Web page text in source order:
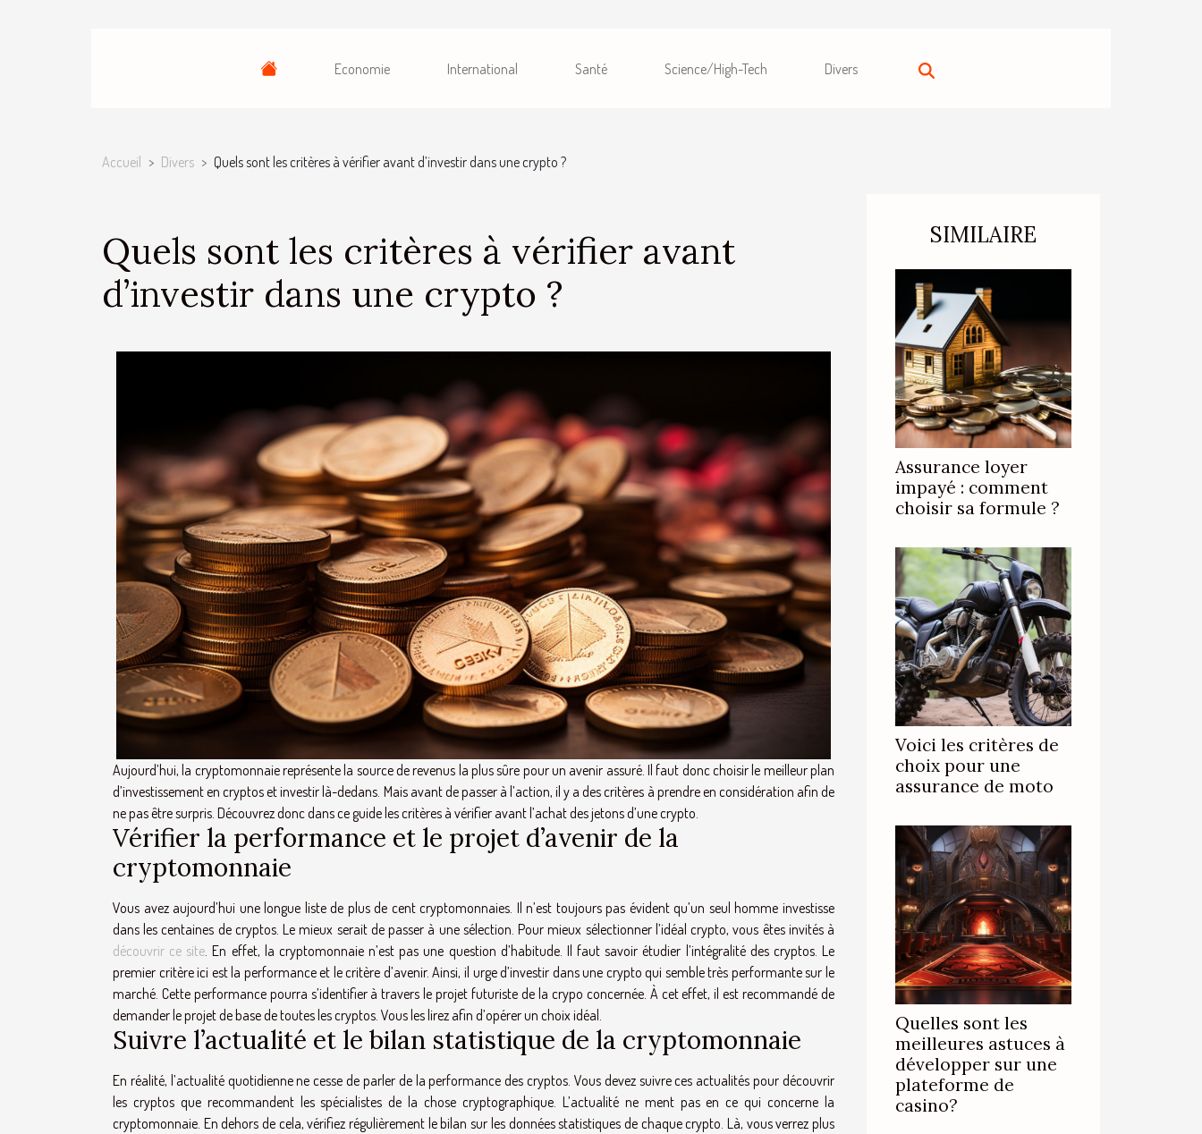
Economie International Santé Science/High-Tech Divers
Accueil Divers Quels sont les critères à vérifier avant d’investir dans une crypto ?
Quels sont les critères à vérifier avant
d’investir dans une crypto ?
Aujourd’hui, la cryptomonnaie représente la source de revenus la plus sûre pour un avenir assuré. Il faut donc choisir le meilleur plan
d’investissement en cryptos et investir là-dedans. Mais avant de passer à l’action, il y a des critères à prendre en considération afin de
ne pas être surpris. Découvrez donc dans ce guide les critères à vérifier avant l’achat des jetons d’une crypto.
Vérifier la performance et le projet d’avenir de la
cryptomonnaie
Vous avez aujourd’hui une longue liste de plus de cent cryptomonnaies. Il n’est toujours pas évident qu’un seul homme investisse
dans les centaines de cryptos. Le mieux serait de passer à une sélection. Pour mieux sélectionner l’idéal crypto, vous êtes invités à
découvrir ce site. En effet, la cryptomonnaie n’est pas une question d’habitude. Il faut savoir étudier l’intégralité des cryptos. Le
premier critère ici est la performance et le critère d’avenir. Ainsi, il urge d’investir dans une crypto qui semble très performante sur le
marché. Cette performance pourra s’identifier à travers le projet futuriste de la crypo concernée. À cet effet, il est recommandé de
demander le projet de base de toutes les cryptos. Vous les lirez afin d’opérer un choix idéal.
Suivre l’actualité et le bilan statistique de la cryptomonnaie
En réalité, l’actualité quotidienne ne cesse de parler de la performance des cryptos. Vous devez suivre ces actualités pour découvrir
les cryptos que recommandent les spécialistes de la chose cryptographique. L’actualité ne ment pas en ce qui concerne la
cryptomonnaie. En dehors de cela, vérifiez régulièrement le bilan sur les données statistiques de chaque crypto. Là, vous verrez plus
SIMILAIRE
Assurance loyer
impayé : comment
choisir sa formule ?
Voici les critères de
choix pour une
assurance de moto
Quelles sont les
meilleures astuces à
développer sur une
plateforme de
casino?